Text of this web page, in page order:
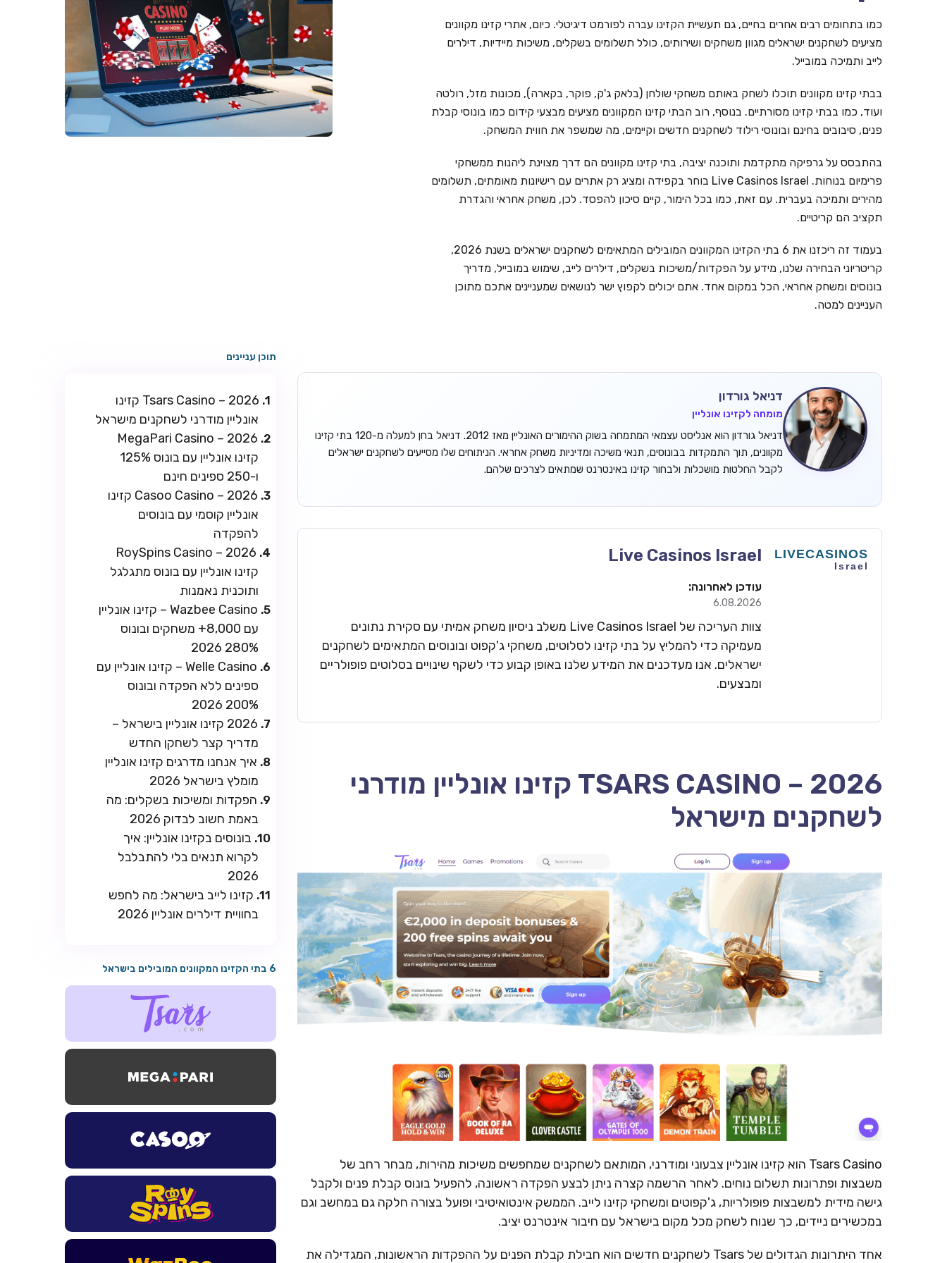
כמו בתחומים רבים אחרים בחיים, גם תעשיית הקזינו עברה לפורמט דיגיטלי. כיום, אתרי קזינו מקוונים
מציעים לשחקנים ישראלים מגוון משחקים ושירותים, כולל תשלומים בשקלים, משיכות מיידיות, דילרים
לייב ותמיכה במובייל.
בבתי קזינו מקוונים תוכלו לשחק באותם משחקי שולחן (בלאק ג'ק, פוקר, בקארה), מכונות מזל, רולטה
ועוד, כמו בבתי קזינו מסורתיים. בנוסף, רוב הבתי קזינו המקוונים מציעים מבצעי קידום כמו בונוסי קבלת
פנים, סיבובים בחינם ובונוסי רילוד לשחקנים חדשים וקיימים, מה שמשפר את חווית המשחק.
בהתבסס על גרפיקה מתקדמת ותוכנה יציבה, בתי קזינו מקוונים הם דרך מצוינת ליהנות ממשחקי
פרימיום בנוחות. Live Casinos Israel בוחר בקפידה ומציג רק אתרים עם רישיונות מאומתים, תשלומים
מהירים ותמיכה בעברית. עם זאת, כמו בכל הימור, קיים סיכון להפסד. לכן, משחק אחראי והגדרת
תקציב הם קריטיים.
בעמוד זה ריכזנו את 6 בתי הקזינו המקוונים המובילים המתאימים לשחקנים ישראלים בשנת 2026,
קריטריוני הבחירה שלנו, מידע על הפקדות/משיכות בשקלים, דילרים לייב, שימוש במובייל, מדריך
בונוסים ומשחק אחראי, הכל במקום אחד. אתם יכולים לקפוץ ישר לנושאים שמעניינים אתכם מתוכן
העניינים למטה.
דניאל גורדון
מומחה לקזינו אונליין
דניאל גורדון הוא אנליסט עצמאי המתמחה בשוק ההימורים האונליין מאז 2012. דניאל בחן למעלה מ-120 בתי קזינו
מקוונים, תוך התמקדות בבונוסים, תנאי משיכה ומדיניות משחק אחראי. הניתוחים שלו מסייעים לשחקנים ישראלים
לקבל החלטות מושכלות ולבחור קזינו באינטרנט שמתאים לצרכים שלהם.
Live Casinos Israel
עודכן לאחרונה:
6.08.2026
צוות העריכה של Live Casinos Israel משלב ניסיון משחק אמיתי עם סקירת נתונים
מעמיקה כדי להמליץ על בתי קזינו לסלוטים, משחקי ג'קפוט ובונוסים המתאימים לשחקנים
ישראלים. אנו מעדכנים את המידע שלנו באופן קבוע כדי לשקף שינויים בסלוטים פופולריים
ומבצעים.
TSARS CASINO – 2026 קזינו אונליין מודרני
לשחקנים מישראל
Tsars Casino הוא קזינו אונליין צבעוני ומודרני, המותאם לשחקנים שמחפשים משיכות מהירות, מבחר רחב של
משבצות ופתרונות תשלום נוחים. לאחר הרשמה קצרה ניתן לבצע הפקדה ראשונה, להפעיל בונוס קבלת פנים ולקבל
גישה מידית למשבצות פופולריות, ג'קפוטים ומשחקי קזינו לייב. הממשק אינטואיטיבי ופועל בצורה חלקה גם במחשב וגם
במכשירים ניידים, כך שנוח לשחק מכל מקום בישראל עם חיבור אינטרנט יציב.
אחד היתרונות הגדולים של Tsars לשחקנים חדשים הוא חבילת קבלת הפנים על ההפקדות הראשונות, המגדילה את
תוכן עניינים
Tsars Casino – 2026 קזינו
אונליין מודרני לשחקנים מישראל
MegaPari Casino – 2026
קזינו אונליין עם בונוס 125%
ו-250 ספינים חינם
Casoo Casino – 2026 קזינו
אונליין קוסמי עם בונוסים
להפקדה
RoySpins Casino – 2026
קזינו אונליין עם בונוס מתגלגל
ותוכנית נאמנות
Wazbee Casino – קזינו אונליין
עם 8,000+ משחקים ובונוס
280% 2026
Welle Casino – קזינו אונליין עם
ספינים ללא הפקדה ובונוס
200% 2026
2026 קזינו אונליין בישראל –
מדריך קצר לשחקן החדש
איך אנחנו מדרגים קזינו אונליין
מומלץ בישראל 2026
הפקדות ומשיכות בשקלים: מה
באמת חשוב לבדוק 2026
בונוסים בקזינו אונליין: איך
לקרוא תנאים בלי להתבלבל
2026
קזינו לייב בישראל: מה לחפש
בחוויית דילרים אונליין 2026
6 בתי הקזינו המקוונים המובילים בישראל